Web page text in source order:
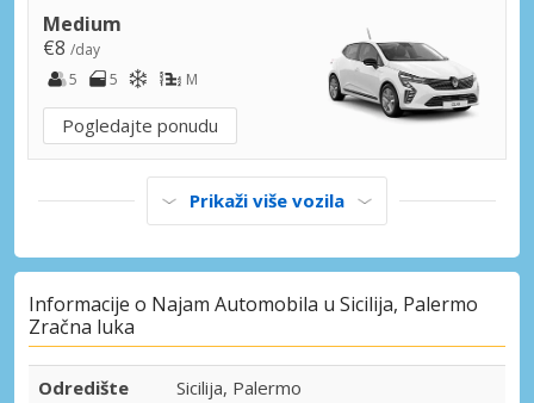
Medium
€8 /day
5
5 M
Pogledajte ponudu
Prikaži više vozila
Informacije o Najam Automobila u Sicilija, Palermo
Zračna luka
Odredište
Sicilija, Palermo